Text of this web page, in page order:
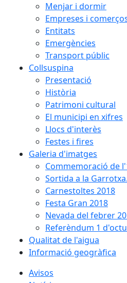
Menjar i dormir
Empreses i
Entitats
Emergències
Transport públic
Collsuspina
Presentació
Història
Patrimoni cultural
El municipi en xifres
Llocs d'interès
Festes i fires
Galeria d'imatges
Commemoració de
Sortida a la
Carnestoltes 2018
Festa Gran 2018
Nevada del febrer
Referèndum 1
Qualitat de l'aigua
Informació geogràfica
Avisos